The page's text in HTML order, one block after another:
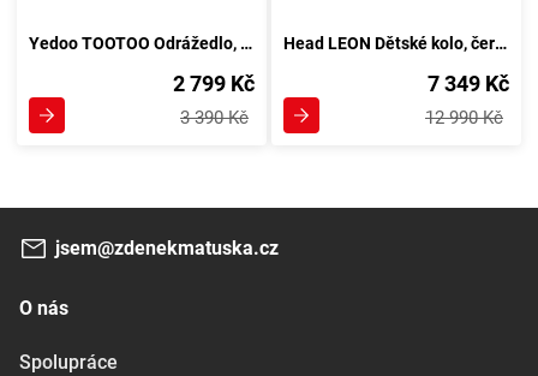
Yedoo TOOTOO Odrážedlo, modrá
2 799 Kč
3 390 Kč
Head LEON Dětské kolo, černá
7 349 Kč
12 990 Kč
jsem@zdenekmatuska.cz
O nás
Spolupráce